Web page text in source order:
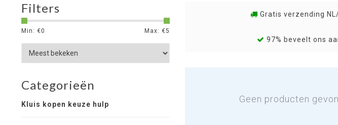
Filters
Min: €0 Max: €5
Categorieën
Kluis kopen keuze hulp
Gratis verzending
97% beveelt ons
Geen producten